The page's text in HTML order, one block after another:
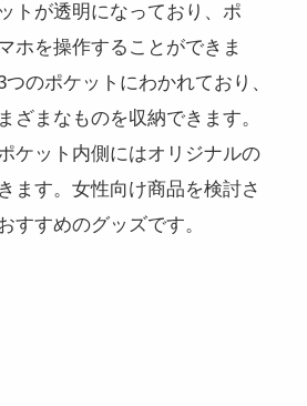
グルマスクケースパスケース
万年カレンダー
トが透明になっており、ポ
ホを操作することができま
のポケットにわかれており、
ざまなものを収納できます。
ケット内側にはオリジナルの
ます。女性向け商品を検討さ
すすめのグッズです。